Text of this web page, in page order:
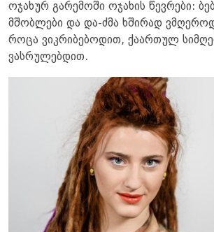
ოჯახურ გარემოში ოჯახის წევრები:
მშობლები და და-ძმა ხშირად
როცა ვიკრიბებოდით, ქაართულ
ვასრულებდით.